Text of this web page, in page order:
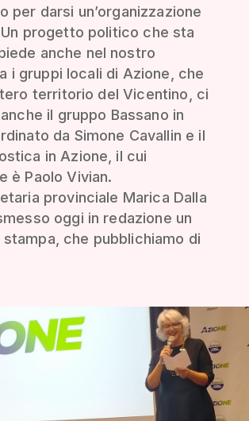
per darsi un’organizzazione
progetto politico che sta
anche nel nostro
i gruppi locali di Azione, che
territorio del Vicentino, ci
il gruppo Bassano in
da Simone Cavallin e il
in Azione, il cui
è Paolo Vivian.
provinciale Marica Dalla
oggi in redazione un
che pubblichiamo di